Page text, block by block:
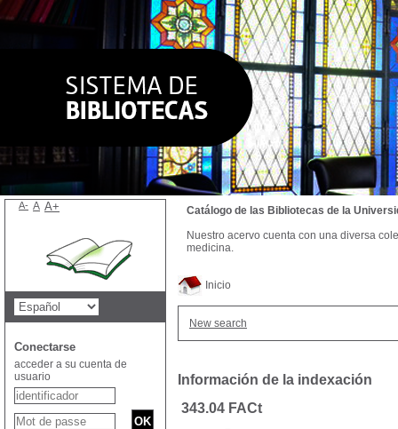
Inicio
New search
Información de la indexación
343.04 FACt
Catálogo de las Bibliotecas de la
Nuestro acervo cuenta con una diversa
medicina.
A- A A+
Conectarse
acceder a su cuenta de
usuario